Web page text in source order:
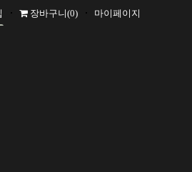
장바구니(0) 마이페이지